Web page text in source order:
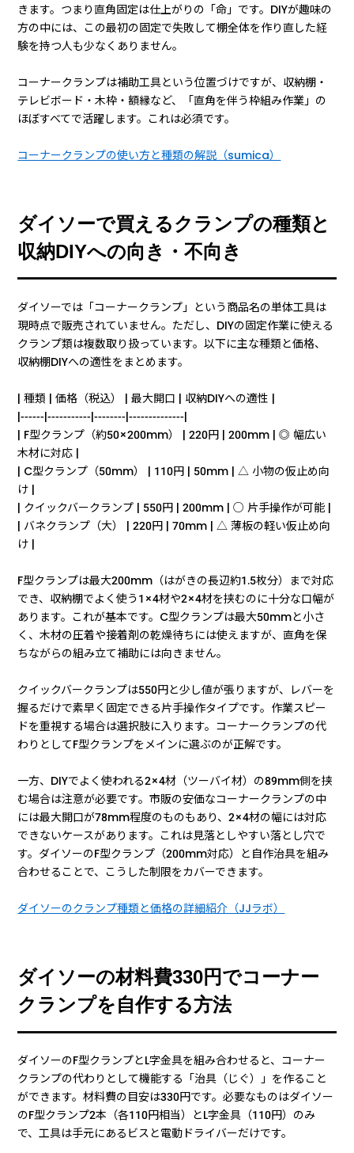
きます。つまり直角固定は仕上がりの「命」です。DIYが趣味の
方の中には、この最初の固定で失敗して棚全体を作り直した経
験を持つ人も少なくありません。
コーナークランプは補助工具という位置づけですが、収納棚・
テレビボード・木枠・額縁など、「直角を伴う枠組み作業」の
ほぼすべてで活躍します。これは必須です。
コーナークランプの使い方と種類の解説（sumica）
ダイソーで買えるクランプの種類と
収納DIYへの向き・不向き
ダイソーでは「コーナークランプ」という商品名の単体工具は
現時点で販売されていません。ただし、DIYの固定作業に使える
クランプ類は複数取り扱っています。以下に主な種類と価格、
収納棚DIYへの適性をまとめます。
| 種類 | 価格（税込） | 最大開口 | 収納DIYへの適性 |
|------|-----------|--------|--------------|
| F型クランプ（約50×200mm） | 220円 | 200mm | ◎ 幅広い
木材に対応 |
| C型クランプ（50mm） | 110円 | 50mm | △ 小物の仮止め向
け |
| クイックバークランプ | 550円 | 200mm | ○ 片手操作が可能 |
| バネクランプ（大） | 220円 | 70mm | △ 薄板の軽い仮止め向
け |
F型クランプは最大200mm（はがきの長辺約1.5枚分）まで対応
でき、収納棚でよく使う1×4材や2×4材を挟むのに十分な口幅が
あります。これが基本です。C型クランプは最大50mmと小さ
く、木材の圧着や接着剤の乾燥待ちには使えますが、直角を保
ちながらの組み立て補助には向きません。
クイックバークランプは550円と少し値が張りますが、レバーを
握るだけで素早く固定できる片手操作タイプです。作業スピー
ドを重視する場合は選択肢に入ります。コーナークランプの代
わりとしてF型クランプをメインに選ぶのが正解です。
一方、DIYでよく使われる2×4材（ツーバイ材）の89mm側を挟
む場合は注意が必要です。市販の安価なコーナークランプの中
には最大開口が78mm程度のものもあり、2×4材の幅には対応
できないケースがあります。これは見落としやすい落とし穴で
す。ダイソーのF型クランプ（200mm対応）と自作治具を組み
合わせることで、こうした制限をカバーできます。
ダイソーのクランプ種類と価格の詳細紹介（JJラボ）
ダイソーの材料費330円でコーナー
クランプを自作する方法
ダイソーのF型クランプとL字金具を組み合わせると、コーナー
クランプの代わりとして機能する「治具（じぐ）」を作ること
ができます。材料費の目安は330円です。必要なものはダイソー
のF型クランプ2本（各110円相当）とL字金具（110円）のみ
で、工具は手元にあるビスと電動ドライバーだけです。